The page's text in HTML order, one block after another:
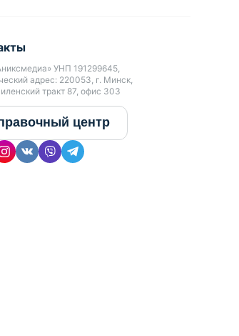
УНП 191299645,
адрес: 220053, г. Минск,
тракт 87, офис 303
центр